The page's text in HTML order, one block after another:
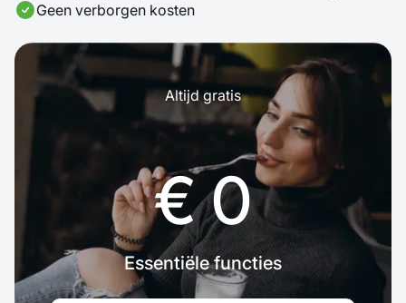
Geen verborgen kosten
Altijd gratis
€ 0
Essentiële functies